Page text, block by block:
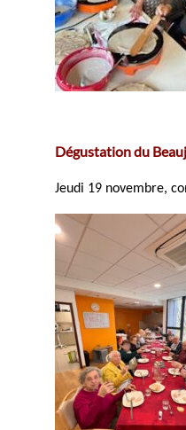
Dégustation du
Jeudi 19 novembre,